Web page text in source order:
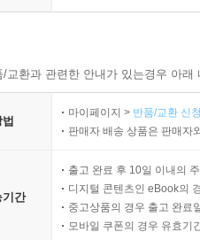
환과 관련한 안내가 있는경우 아
마이페이지 > 반품/교환 신
판매자 배송 상품은 판매자
기간
출고 완료 후 10일 이내의
디지털 콘텐츠인 eBook의
중고상품의 경우 출고 완료
모바일 쿠폰의 경우 유효기